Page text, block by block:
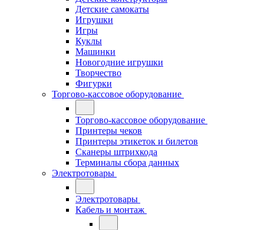
Детские самокаты
Игрушки
Игры
Куклы
Машинки
Новогодние игрушки
Творчество
Фигурки
Торгово-кассовое оборудование
Торгово-кассовое оборудование
Принтеры чеков
Принтеры этикеток и билетов
Сканеры штрихкода
Терминалы сбора данных
Электротовары
Электротовары
Кабель и монтаж